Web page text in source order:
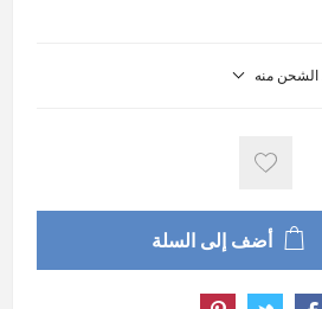
الشحن منه
أضف إلى السلة